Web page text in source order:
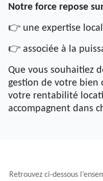
Notre force repose
👉 une expertise
👉 associée à la
Que vous souhaitiez
gestion de votre bien
votre rentabilité
accompagnent dans
Retrouvez ci-dessous